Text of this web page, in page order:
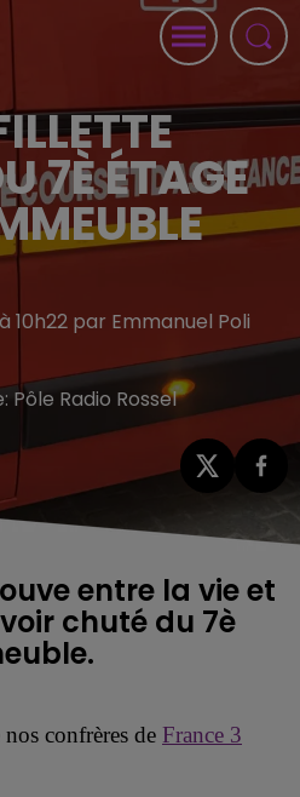
7È ÉTAGE
10h22 par Emmanuel Poli
Pôle Radio Rossel
entre la vie et
chuté du 7è
confrères de France 3